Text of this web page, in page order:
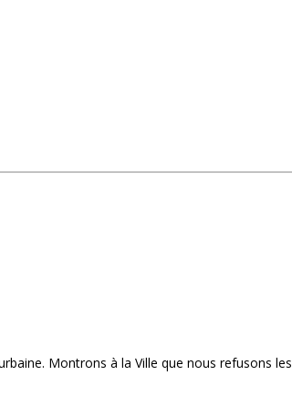
Montrons à la Ville que nous refusons les